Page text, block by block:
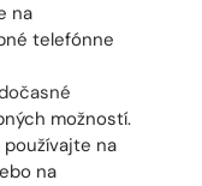
na
telefónne
možností.
na
na